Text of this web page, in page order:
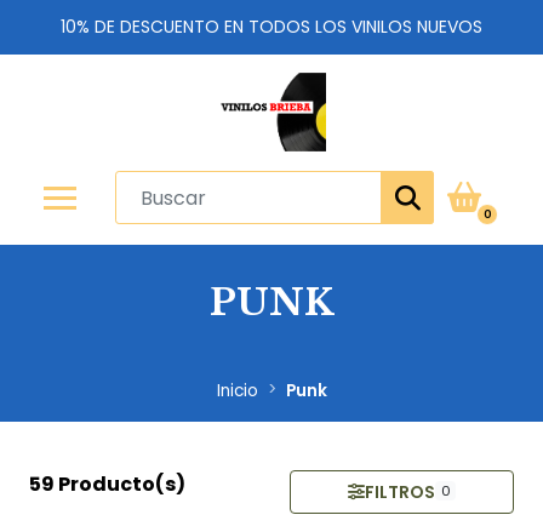
10% DE DESCUENTO EN TODOS LOS VINILOS NUEVOS
0
PUNK
Inicio Punk
59 Producto(s) FILTROS 0